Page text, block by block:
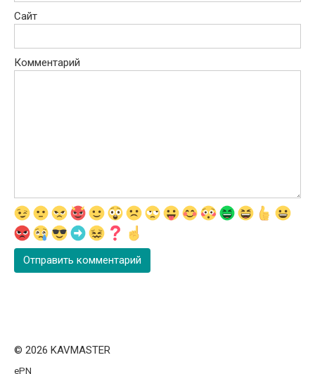
Сайт
Комментарий
© 2026 KAVMASTER
ePN